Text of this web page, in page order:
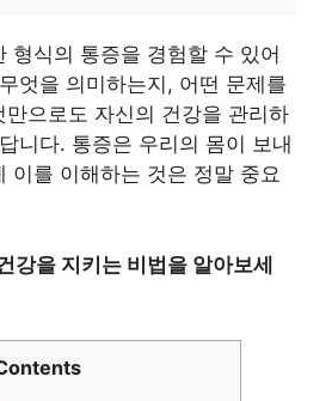
형식의 통증을 경험할 수 있어
엇을 의미하는지, 어떤 문제를
으로도 자신의 건강을 관리하
니다. 통증은 우리의 몸이 보내
이를 이해하는 것은 정말 중요
강을 지키는 비법을 알아보세